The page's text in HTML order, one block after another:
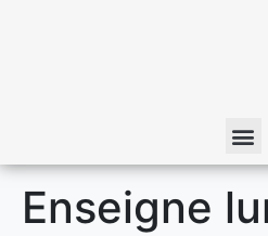
Enseigne